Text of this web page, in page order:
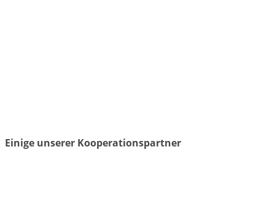
Einige unserer Kooperationspartner